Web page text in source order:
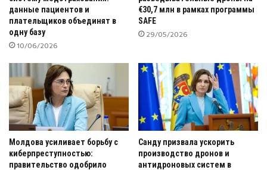
данные пациентов и
плательщиков объединят в
одну базу
10/06/2026
€30,7 млн в рамках программы
SAFE
29/05/2026
Молдова усиливает борьбу с
киберпреступностью:
правительство одобрило
Санду призвала ускорить
производство дронов и
антидроновых систем в